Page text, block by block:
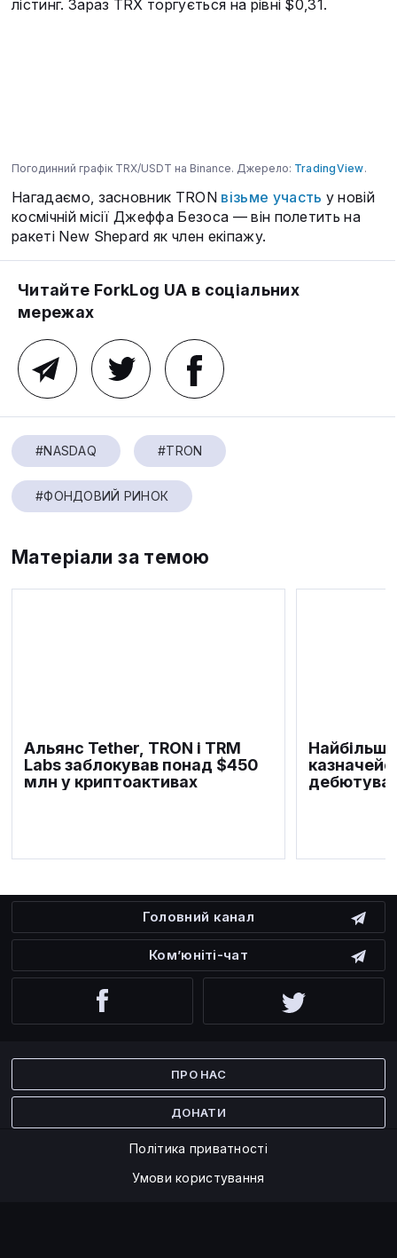
лістинг. Зараз TRX торгується на рівні $0,31.
Погодинний графік TRX/USDT на Binance. Джерело: TradingView.
Нагадаємо, засновник TRON візьме участь у новій
космічній місії Джеффа Безоса — він полетить на
ракеті New Shepard як член екіпажу.
Читайте ForkLog UA в соціальних
мережах
#NASDAQ #TRON
#ФОНДОВИЙ РИНОК
Матеріали за темою
Альянс Tether, TRON і TRM
Labs заблокував понад $450
млн у криптоактивах
Головний канал
Ком’юніті-чат
ПРО НАС
ДОНАТИ
Політика приватності
Умови користування